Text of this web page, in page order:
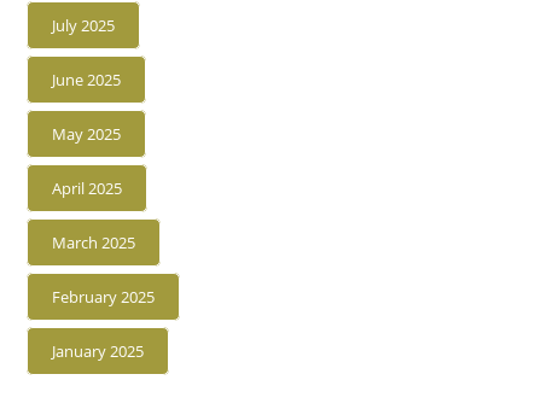
July 2025
June 2025
May 2025
April 2025
March 2025
February 2025
January 2025